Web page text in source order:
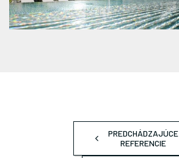
PREDCHÁDZAJÚCE
REFERENCIE